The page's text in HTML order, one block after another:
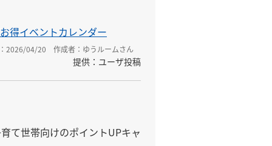
得イベントカレンダー
2026/04/20 作成者：ゆうルームさん
提供：ユーザ投稿
て世帯向けのポイントUPキャ